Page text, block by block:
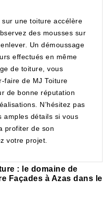
une toiture accélère
des mousses sur
Un démoussage
effectués en même
de toiture, vous
faire de MJ Toiture
de bonne réputation
N’hésitez pas
amples détails si vous
profiter de son
votre projet.
: le domaine de
Façades à Azas dans le